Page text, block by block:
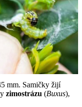
mm. Samičky žijí
zimostrázu (Buxus),